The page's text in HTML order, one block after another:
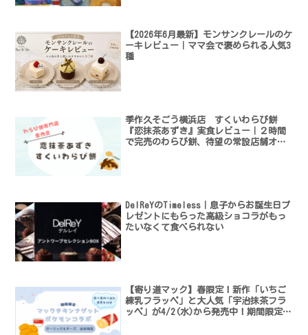
【2026年6月最新】モンサンクレールのケ
ーキレビュー｜ママ会で褒められる人気3
種
季作久そごう横浜店 すくいわらび餅
『恋抹茶あずき』実食レビュー｜２時間
で完売のわらび餅、待望の常設店舗オー
DelReYのTimeless｜息子からお誕生日プ
レゼントにもらった高級ショコラがもっ
たいなくて食べられない
【寄り道マック】春限定！新作「いちご
練乳フラッペ」と大人気「宇治抹茶フラ
ッペ」が4/2(水)から発売中！期間限定フ